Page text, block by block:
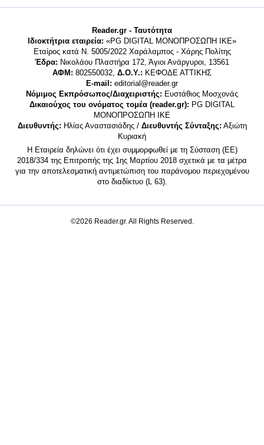
Reader.gr - Ταυτότητα
Ιδιοκτήτρια εταιρεία: «PG DIGITAL MONΟΠΡΟΣΩΠΗ ΙΚΕ»
Εταίρος κατά Ν. 5005/2022 Χαράλαμπος - Χάρης Πολίτης
Έδρα: Νικολάου Πλαστήρα 172, Άγιοι Ανάργυροι, 13561
ΑΦΜ: 802550032, Δ.Ο.Υ.: ΚΕΦΟΔΕ ΑΤΤΙΚΗΣ
E-mail: editorial@reader.gr
Νόμιμος Εκπρόσωπος/Διαχειριστής: Ευστάθιος Μοσχονάς
Δικαιούχος του ονόματος τομέα (reader.gr): PG DIGITAL
MONΟΠΡΟΣΩΠΗ ΙΚΕ
Διευθυντής: Ηλίας Αναστασιάδης / Διευθυντής Σύνταξης: Αξιώτη
Κυριακή
Η Εταιρεία δηλώνει ότι έχει συμμορφωθεί με τη Σύσταση (ΕΕ)
2018/334 της Επιτροπής της 1ης Μαρτίου 2018 σχετικά με τα μέτρα
για την αποτελεσματική αντιμετώπιση του παράνομου περιεχομένου
στο διαδίκτυο (L 63).
©2026 Reader.gr. All Rights Reserved.